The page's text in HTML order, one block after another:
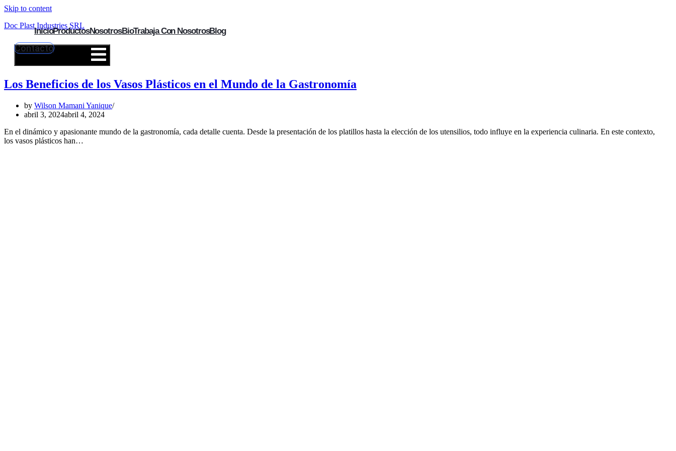
Skip to content
Doc Plast Industries SRL
InicioProductosNosotrosBioTrabaja Con NosotrosBlog
Contacto
Los Beneficios de los Vasos Plásticos en el Mundo de la Gastronomía
by Wilson Mamani Yanique
abril 3, 2024abril 4, 2024
En el dinámico y apasionante mundo de la gastronomía, cada detalle cuenta. Desde la presentación de los platillos hasta la elección de los utensilios, todo influye en la experiencia culinaria. En este contexto,
los vasos plásticos han…